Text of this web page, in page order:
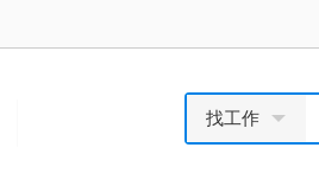
找工作